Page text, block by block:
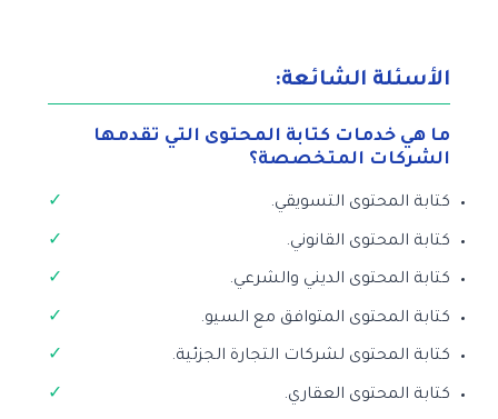
الأسئلة الشائعة:
ما هي خدمات كتابة المحتوى التي تقدمها
الشركات المتخصصة؟
كتابة المحتوى التسويقي.
كتابة المحتوى القانوني.
كتابة المحتوى الديني والشرعي.
كتابة المحتوى المتوافق مع السيو.
كتابة المحتوى لشركات التجارة الجزئية.
كتابة المحتوى العقاري.